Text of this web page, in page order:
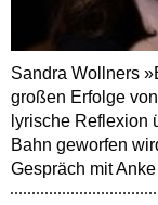
Sandra Wollners
großen Erfolge
lyrische Reflexion
Bahn geworfen
Gespräch mit